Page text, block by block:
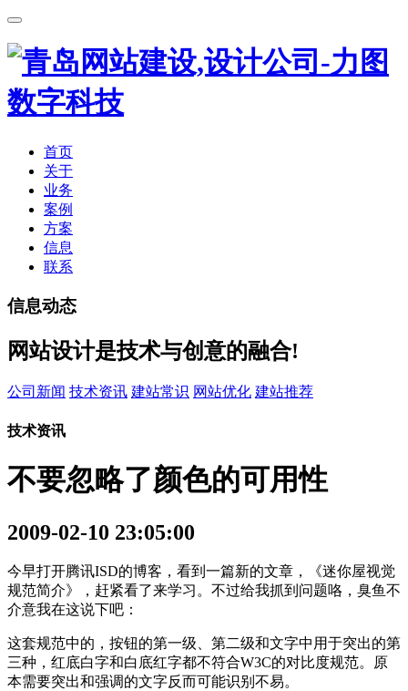
首页
关于
业务
案例
方案
信息
联系
信息动态
网站设计是技术与创意的融合!
公司新闻 技术资讯 建站常识 网站优化 建站推荐
技术资讯
不要忽略了颜色的可用性
2009-02-10 23:05:00
今早打开腾讯ISD的博客，看到一篇新的文章，《迷你屋视觉
规范简介》，赶紧看了来学习。不过给我抓到问题咯，臭鱼不
介意我在这说下吧：
这套规范中的，按钮的第一级、第二级和文字中用于突出的第
三种，红底白字和白底红字都不符合W3C的对比度规范。原
本需要突出和强调的文字反而可能识别不易。